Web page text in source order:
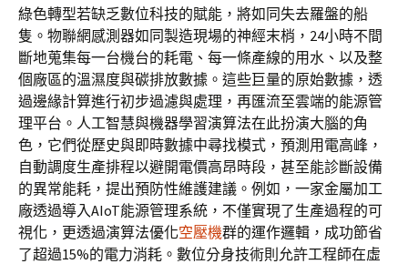
綠色轉型若缺乏數位科技的賦能，將如同失去羅盤的船
隻。物聯網感測器如同製造現場的神經末梢，24小時不間
斷地蒐集每一台機台的耗電、每一條產線的用水、以及整
個廠區的溫濕度與碳排放數據。這些巨量的原始數據，透
過邊緣計算進行初步過濾與處理，再匯流至雲端的能源管
理平台。人工智慧與機器學習演算法在此扮演大腦的角
色，它們從歷史與即時數據中尋找模式，預測用電高峰，
自動調度生產排程以避開電價高昂時段，甚至能診斷設備
的異常能耗，提出預防性維護建議。例如，一家金屬加工
廠透過導入AIoT能源管理系統，不僅實現了生產過程的可
視化，更透過演算法優化空壓機群的運作邏輯，成功節省
了超過15%的電力消耗。數位分身技術則允許工程師在虛